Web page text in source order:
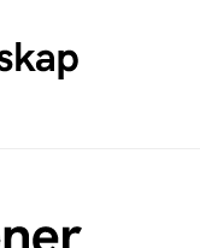
att bli en
eller